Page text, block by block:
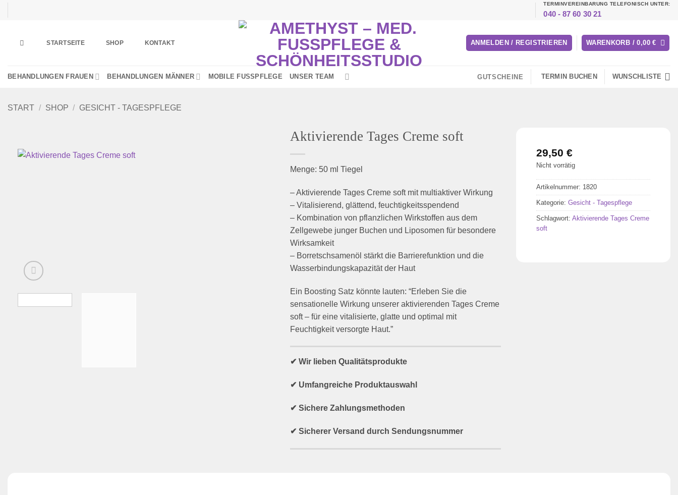
Inhalt
TERMINVEREINBARUNG TELEFONISCH UNTER:
040 - 87 60 30 21
STARTSEITE SHOP KONTAKT ANMELDEN / REGISTRIEREN WARENKORB /0,00€
BEHANDLUNGEN FRAUEN BEHANDLUNGEN MÄNNER MOBILE FUSSPFLEGE UNSER TEAM GUTSCHEINE TERMIN BUCHEN WUNSCHLISTE
START / SHOP / GESICHT - TAGESPFLEGE
Aktivierende Tages Creme soft
Menge: 50 ml Tiegel
– Aktivierende Tages Creme soft mit multiaktiver Wirkung
– Vitalisierend, glättend, feuchtigkeitsspendend
– Kombination von pflanzlichen Wirkstoffen aus dem
Zellgewebe junger Buchen und Liposomen für besondere
Wirksamkeit
– Borretschsamenöl stärkt die Barrierefunktion und die
Wasserbindungskapazität der Haut
Ein Boosting Satz könnte lauten: “Erleben Sie die
sensationelle Wirkung unserer aktivierenden Tages Creme
soft – für eine vitalisierte, glatte und optimal mit
Feuchtigkeit versorgte Haut.”
✔ Wir lieben Qualitätsprodukte
✔ Umfangreiche Produktauswahl
✔ Sichere Zahlungsmethoden
✔ Sicherer Versand durch Sendungsnummer
29,50 €
Nicht vorrätig
Artikelnummer: 1820
Kategorie: Gesicht - Tagespflege
Schlagwort: Aktivierende Tages Creme
soft